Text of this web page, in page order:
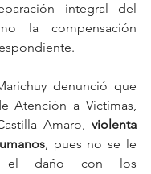
integral del
la compensación
denunció que
Atención a Víctimas,
Amaro, violenta
, pues no se le
el daño con los